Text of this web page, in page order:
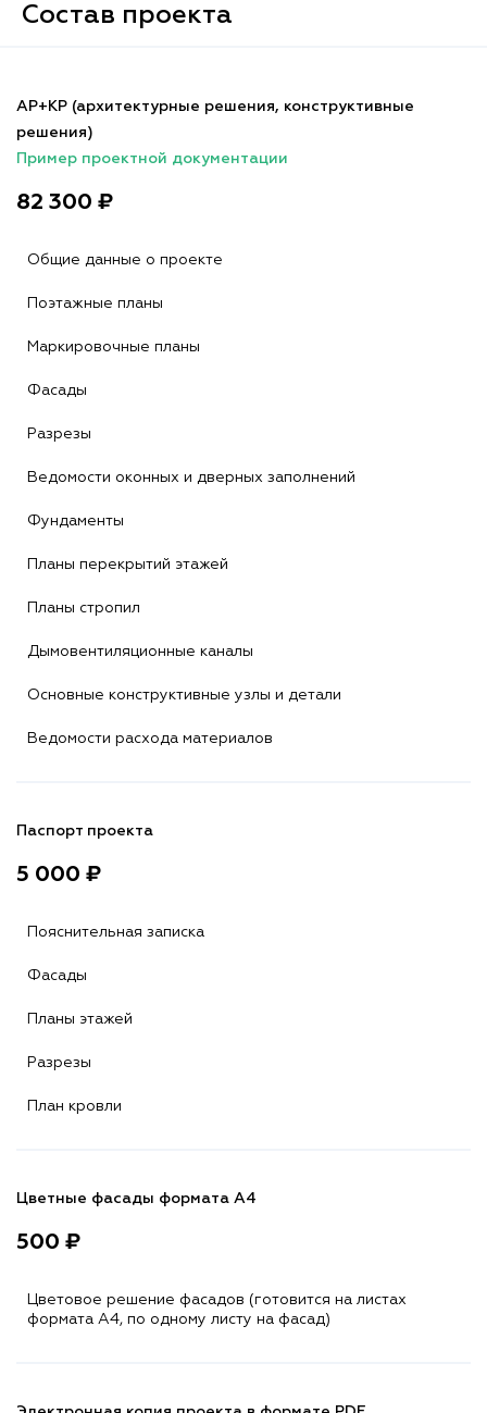
Состав проекта
АР+КР (архитектурные решения, конструктивные
решения)
Пример проектной документации
82 300 ₽
Общие данные о проекте
Поэтажные планы
Маркировочные планы
Фасады
Разрезы
Ведомости оконных и дверных заполнений
Фундаменты
Планы перекрытий этажей
Планы стропил
Дымовентиляционные каналы
Основные конструктивные узлы и детали
Ведомости расхода материалов
Паспорт проекта
5 000 ₽
Пояснительная записка
Фасады
Планы этажей
Разрезы
План кровли
Цветные фасады формата А4
500 ₽
Цветовое решение фасадов (готовится на листах
формата A4, по одному листу на фасад)